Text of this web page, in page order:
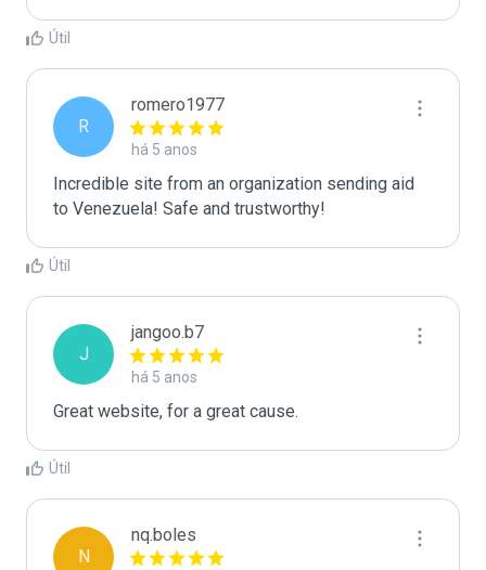
Útil
R
romero1977
há 5 anos
Incredible site from an organization sending aid
to Venezuela! Safe and trustworthy!
Útil
J
jangoo.b7
há 5 anos
Great website, for a great cause.
Útil
N
nq.boles